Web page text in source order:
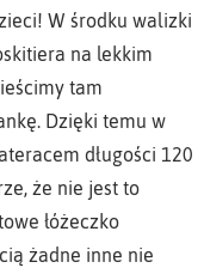
W środku walizki
na lekkim
tam
Dzięki temu w
długości 120
że nie jest to
łóżeczko
żadne inne nie